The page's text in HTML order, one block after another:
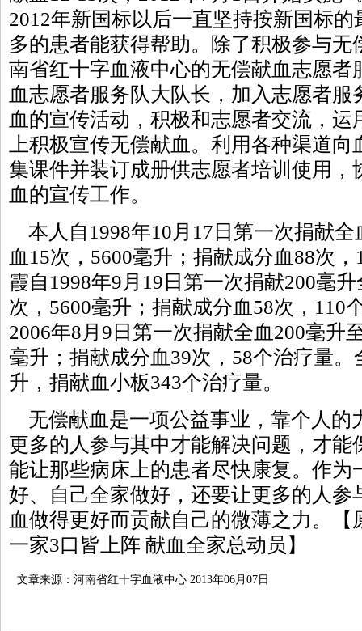
2012年新国标以后一直坚持按新国标
多的患者能获得帮助。除了积极参与无
南省红十字血液中心的无偿献血志愿者
血志愿者服务队大队长，加入志愿者
血的宣传活动，积极和志愿者交流，
上积极宣传无偿献血。利用各种渠道
集课件并装订成册供志愿者培训使用，
血的宣传工作。
本人自1998年10月17日第一次捐献全
血15次，5600毫升；捐献成分血88次
霞自1998年9月19日第一次捐献200毫
次，5600毫升；捐献成分血58次，110
2006年8月9日第一次捐献全血200毫升
毫升；捐献成分血39次，58个治疗量
升，捐献血小板343个治疗量。
无偿献血是一项公益事业，靠个人的
更多的人参与其中才能解决问题，才能
能让那些病床上的患者尽快康复。作为
好、自己全家做好，还要让更多的人参
血做得更好而贡献自己的微薄之力。
一家3口皆上阵 献血全家总动员】
文章来源：河南省红十字血液中心 2013年06月07日